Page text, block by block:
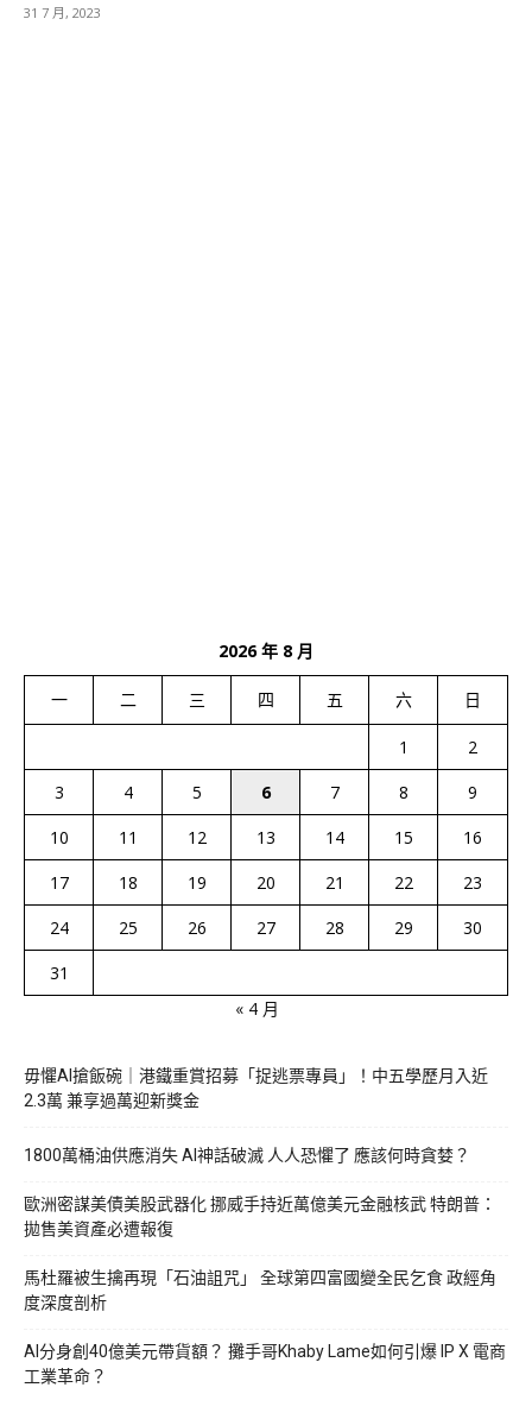
31 7 月, 2023
2026 年 8 月
一 二 三 四 五 六 日
1
2
3
4 5 6 7 8
9
10
11 12 13 14 15
16
17
18 19 20 21 22
23
24
25 26 27 28 29
30
31
« 4 月
毋懼AI搶飯碗｜港鐵重賞招募「捉逃票專員」！中五學歷月入近
2.3萬 兼享過萬迎新獎金
1800萬桶油供應消失 AI神話破滅 人人恐懼了 應該何時貪婪？
歐洲密謀美債美股武器化 挪威手持近萬億美元金融核武 特朗普：
拋售美資產必遭報復
馬杜羅被生擒再現「石油詛咒」 全球第四富國變全民乞食 政經角
度深度剖析
AI分身創40億美元帶貨額？ 攤手哥Khaby Lame如何引爆 IP X 電商
工業革命？